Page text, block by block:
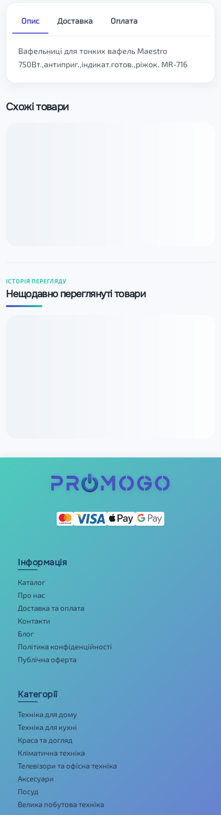
Опис Доставка Оплата
Вафельниці для тонких вафель Maestro
750Вт.,антиприг.,індикат.готов.,ріжок. MR-716
Схожі товари
ІСТОРІЯ ПЕРЕГЛЯДУ
Нещодавно переглянуті товари
Інформація
Каталог
Про нас
Доставка та оплата
Контакти
Блог
Політика конфіденційності
Публічна оферта
Категорії
Техніка для дому
Техніка для кухні
Краса та догляд
Кліматична техніка
Телевізори та офісна техніка
Аксесуари
Посуд
Велика побутова техніка